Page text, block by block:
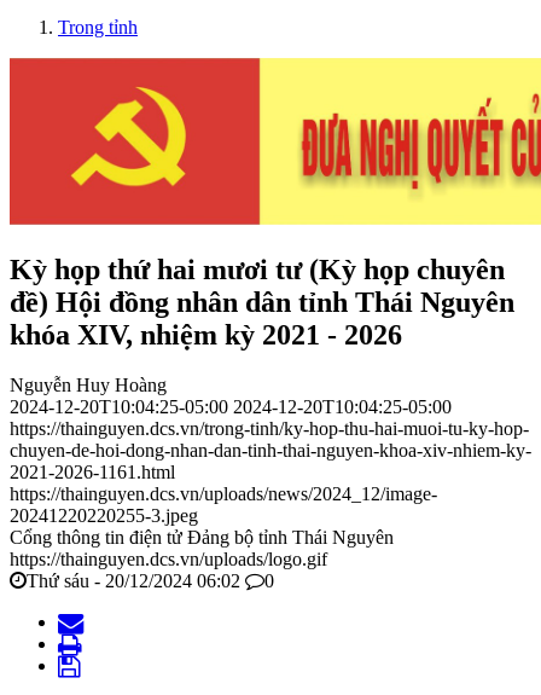
Trong tỉnh
Kỳ họp thứ hai mươi tư (Kỳ họp chuyên
đề) Hội đồng nhân dân tỉnh Thái Nguyên
khóa XIV, nhiệm kỳ 2021 - 2026
Nguyễn Huy Hoàng
2024-12-20T10:04:25-05:00 2024-12-20T10:04:25-05:00
https://thainguyen.dcs.vn/trong-tinh/ky-hop-thu-hai-muoi-tu-ky-hop-
chuyen-de-hoi-dong-nhan-dan-tinh-thai-nguyen-khoa-xiv-nhiem-ky-
2021-2026-1161.html
https://thainguyen.dcs.vn/uploads/news/2024_12/image-
20241220220255-3.jpeg
Cổng thông tin điện tử Đảng bộ tỉnh Thái Nguyên
https://thainguyen.dcs.vn/uploads/logo.gif
Thứ sáu - 20/12/2024 06:02
0